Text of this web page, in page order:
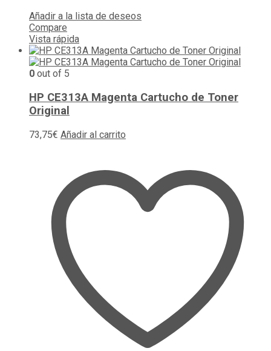
Añadir a la lista de deseos
Compare
Vista rápida
0 out of 5
HP CE313A Magenta Cartucho de Toner
Original
73,75€ Añadir al carrito